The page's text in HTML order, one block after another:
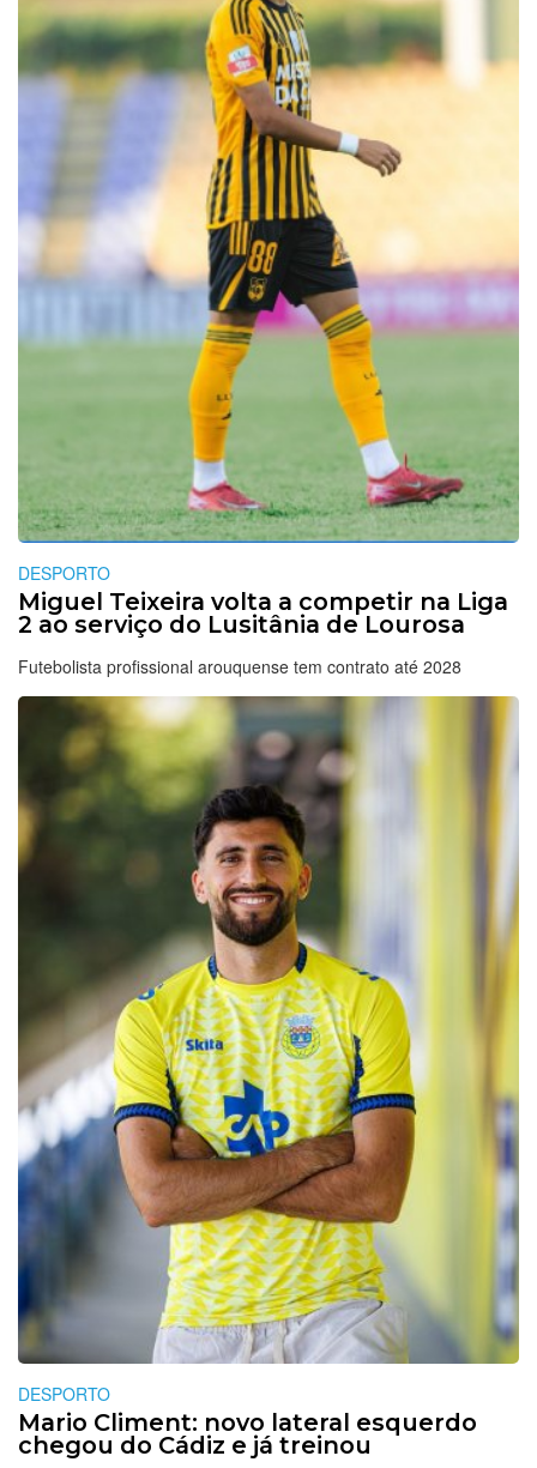
DESPORTO
Miguel Teixeira volta a competir na Liga
2 ao serviço do Lusitânia de Lourosa
Futebolista profissional arouquense tem contrato até 2028
DESPORTO
Mario Climent: novo lateral esquerdo
chegou do Cádiz e já treinou